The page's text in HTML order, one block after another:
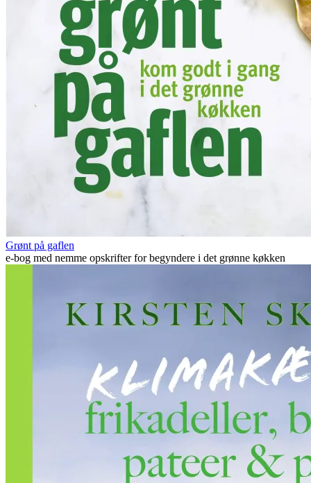
Grønt på gaflen
e-bog med nemme opskrifter for begyndere i det grønne køkken